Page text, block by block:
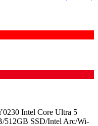
Intel Core Ultra 5
512GB SSD/Intel Arc/Wi-